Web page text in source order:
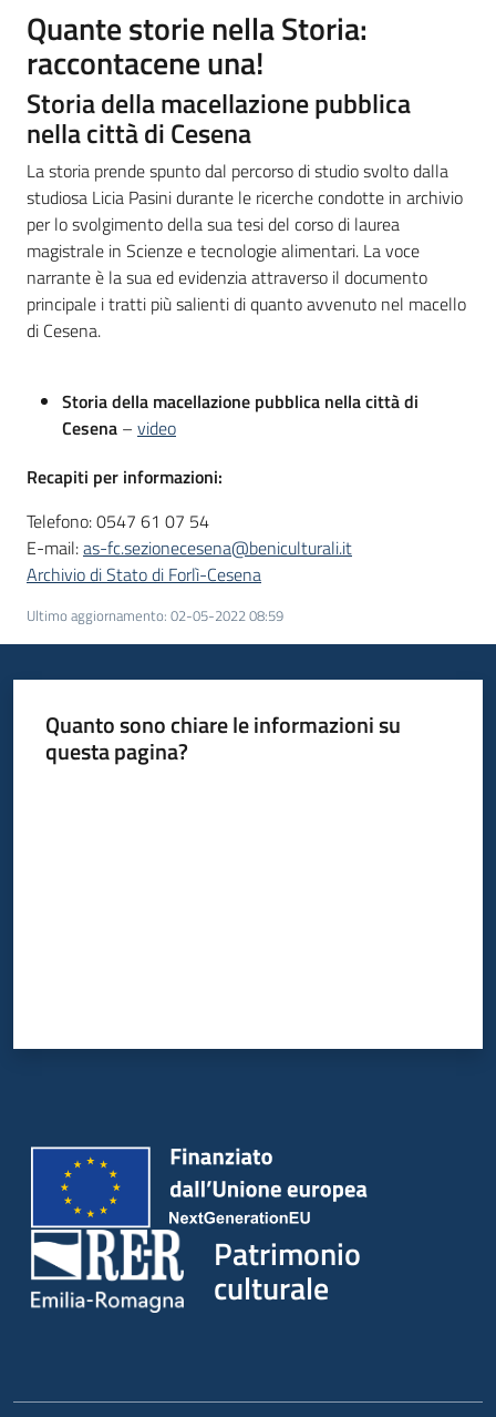
Quante storie nella Storia:
raccontacene una!
Storia della macellazione pubblica
nella città di Cesena
La storia prende spunto dal percorso di studio svolto dalla
studiosa Licia Pasini durante le ricerche condotte in archivio
per lo svolgimento della sua tesi del corso di laurea
magistrale in Scienze e tecnologie alimentari. La voce
narrante è la sua ed evidenzia attraverso il documento
principale i tratti più salienti di quanto avvenuto nel macello
di Cesena.
Storia della macellazione pubblica nella città di
Cesena – video
Recapiti per informazioni:
Telefono: 0547 61 07 54
E-mail:as-fc.sezionecesena@beniculturali.it
Archivio di Stato di Forlì-Cesena
Ultimo aggiornamento: 02-05-2022 08:59
Quanto sono chiare le informazioni su
questa pagina?
Patrimonio
culturale